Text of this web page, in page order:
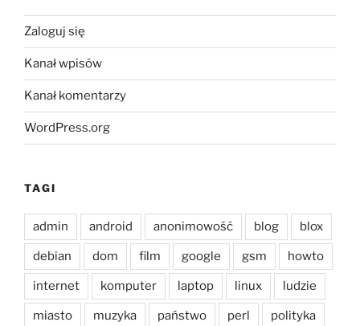
Zaloguj się
Kanał wpisów
Kanał komentarzy
WordPress.org
TAGI
admin android anonimowość blog blox
debian dom film google gsm howto
internet komputer laptop linux ludzie
miasto muzyka państwo perl polityka